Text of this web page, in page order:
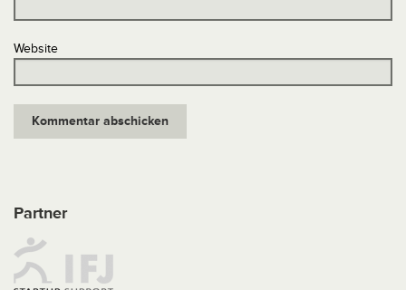
Website
Partner